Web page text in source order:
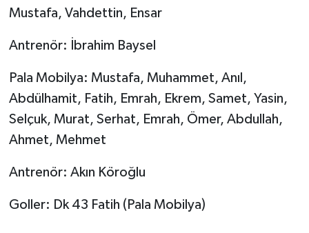
Mustafa, Vahdettin, Ensar
Antrenör: İbrahim Baysel
Pala Mobilya: Mustafa, Muhammet, Anıl,
Abdülhamit, Fatih, Emrah, Ekrem, Samet, Yasin,
Selçuk, Murat, Serhat, Emrah, Ömer, Abdullah,
Ahmet, Mehmet
Antrenör: Akın Köroğlu
Goller: Dk 43 Fatih (Pala Mobilya)